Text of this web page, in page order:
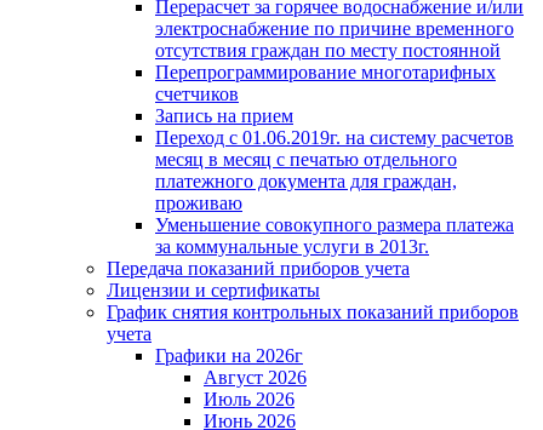
Перерасчет за горячее водоснабжение и/или
электроснабжение по причине временного
отсутствия граждан по месту постоянной
Перепрограммирование многотарифных
счетчиков
Запись на прием
Переход с 01.06.2019г. на систему расчетов
месяц в месяц с печатью отдельного
платежного документа для граждан,
проживаю
Уменьшение совокупного размера платежа
за коммунальные услуги в 2013г.
Передача показаний приборов учета
Лицензии и сертификаты
График снятия контрольных показаний приборов
учета
Графики на 2026г
Август 2026
Июль 2026
Июнь 2026